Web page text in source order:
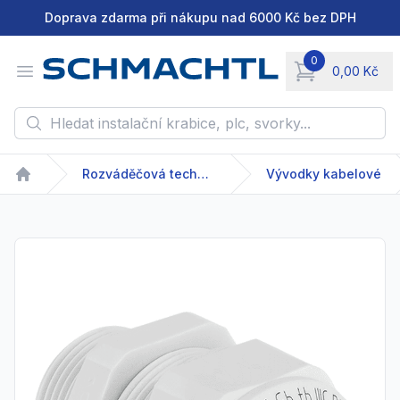
Doprava zdarma při nákupu nad 6000 Kč bez DPH
Open menu
0
0,00 Kč
items in cart,
Hledat instalační krabice, plc, svorky...
Home
Rozváděčová technika Vývodky kabelové